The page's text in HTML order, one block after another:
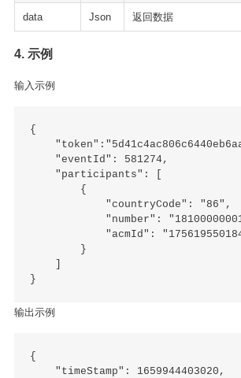
data Json 返回数据
4. 示例
输入示例
{
    "eventId": 581274,
    "participants": [
        {
            "countryCode": "86",
"number":
"acmId":
        }
输出示例
{
    "timeStamp": 1659944403020,